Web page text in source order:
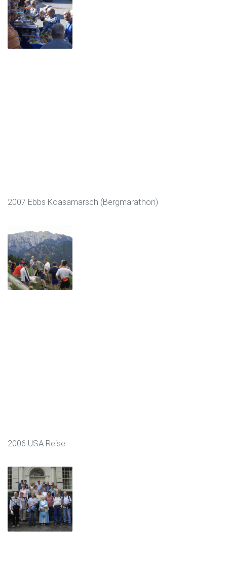
2007 Ebbs Koasamarsch (Bergmarathon)
2006 USA Reise